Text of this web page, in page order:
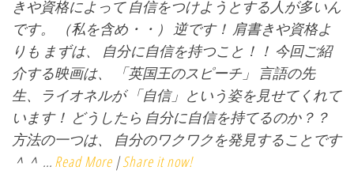
きや資格によって 自信をつけようとする人が多いん
です。 （私を含め・・） 逆です！ 肩書きや資格よ
りも まずは、 自分に自信を持つこと！！ 今回ご紹
介する映画は、 「英国王のスピーチ」 言語の先
生、ライオネルが 「自信」という姿を見せてくれて
います！ どうしたら 自分に自信を持てるのか？？
方法の一つは、 自分のワクワクを発見することです
＾＾ ... Read More |Share it now!